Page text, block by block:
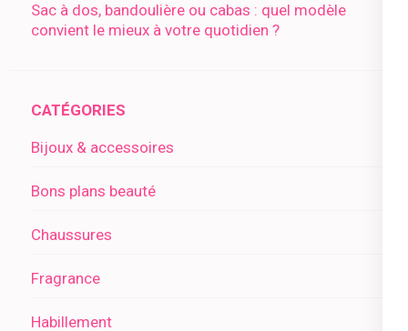
Sac à dos, bandoulière ou cabas : quel modèle
convient le mieux à votre quotidien ?
CATÉGORIES
Bijoux & accessoires
Bons plans beauté
Chaussures
Fragrance
Habillement